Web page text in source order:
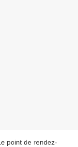
point de rendez-